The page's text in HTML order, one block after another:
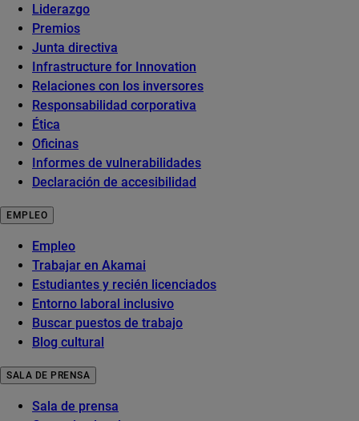
Liderazgo
Premios
Junta directiva
Infrastructure for Innovation
Relaciones con los inversores
Responsabilidad corporativa
Ética
Oficinas
Informes de vulnerabilidades
Declaración de accesibilidad
EMPLEO
Empleo
Trabajar en Akamai
Estudiantes y recién licenciados
Entorno laboral inclusivo
Buscar puestos de trabajo
Blog cultural
SALA DE PRENSA
Sala de prensa